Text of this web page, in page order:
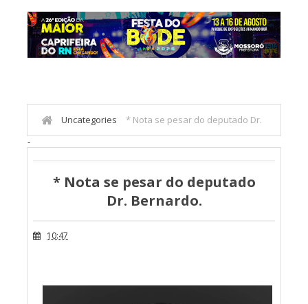
Uncategories * Nota se pesar do deputado Dr.
Bernardo.
-
* Nota se pesar do deputado
Dr. Bernardo.
10:47